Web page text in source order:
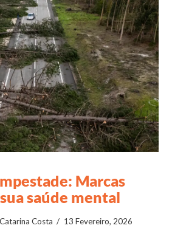
VIEW POST
Marcas
saúde mental
Costa 13 Fevereiro, 2026